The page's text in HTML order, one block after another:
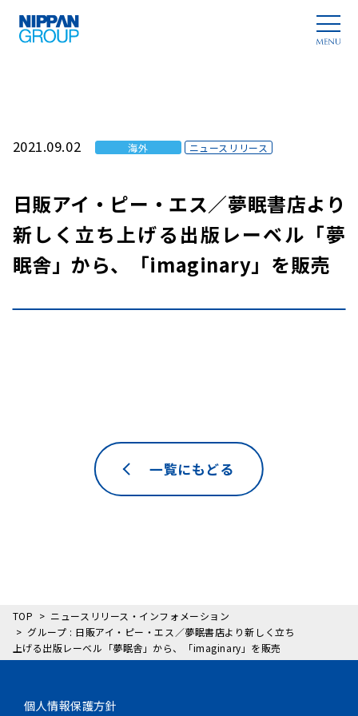
2021.09.02 海外 ニュースリリース
日販アイ・ピー・エス／夢眠書店より
新しく立ち上げる出版レーベル「夢
眠舎」から、「imaginary」を販売
一覧にもどる
TOP
ニュースリリース・インフォメーション
グループ : 日販アイ・ピー・エス／夢眠書店より新しく立ち
上げる出版レーベル「夢眠舎」から、「imaginary」を販売
個人情報保護方針